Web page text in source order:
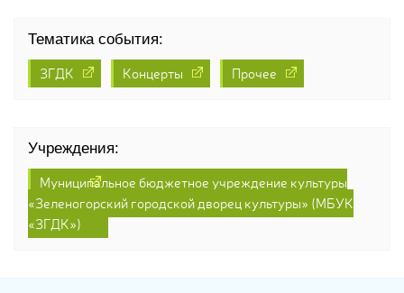
Тематика события:
ЗГДК Концерты Прочее
Учреждения:
Муниципальное бюджетное учреждение культуры
«Зеленогорский городской дворец культуры» (МБУК
«ЗГДК»)